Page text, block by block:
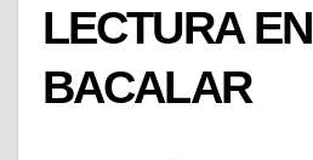
LECTURA EN
BACALAR